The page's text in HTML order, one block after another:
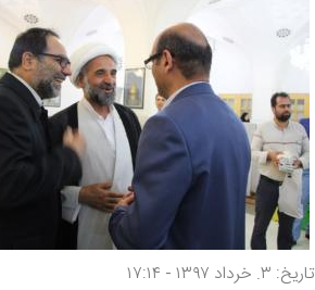
تاریخ: ۳. خرداد ۱۳۹۷ - ۱۷:۱۴